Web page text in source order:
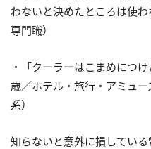
わないと決めたところは使
専門職）
・「クーラーはこまめにつ
歳／ホテル・旅行・アミュ
系）
知らないと意外に損してい